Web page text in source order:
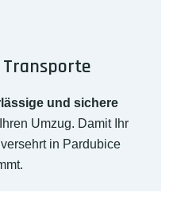
und sichere
Umzug. Damit Ihr
in Pardubice